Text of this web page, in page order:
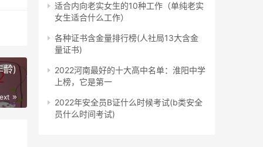
之
龄)
适合内向老实女生的10种工作（单纯老实
女生适合什么工作）
各种证书含金量排行榜(人社局13大含金
量证书)
2022河南最好的十大高中名单：淮阳中学
上榜，它是第一
2022年安全员B证什么时候考试(b类安全
员什么时间考试)